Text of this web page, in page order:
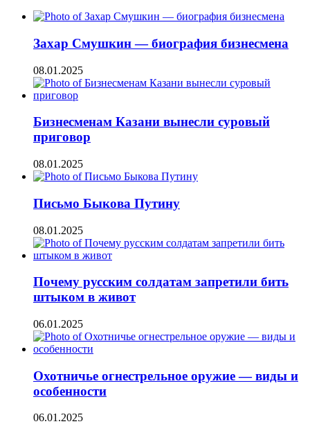
Захар Смушкин — биография бизнесмена
08.01.2025
Бизнесменам Казани вынесли суровый
приговор
08.01.2025
Письмо Быкова Путину
08.01.2025
Почему русским солдатам запретили бить
штыком в живот
06.01.2025
Охотничье огнестрельное оружие — виды и
особенности
06.01.2025